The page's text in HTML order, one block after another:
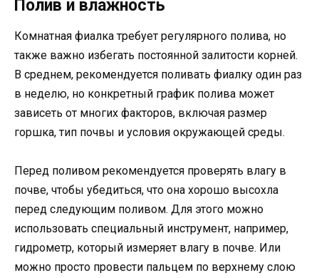
Полив и влажность
Комнатная фиалка требует регулярного полива, но
также важно избегать постоянной залитости корней.
В среднем, рекомендуется поливать фиалку один раз
в неделю, но конкретный график полива может
зависеть от многих факторов, включая размер
горшка, тип почвы и условия окружающей среды.
Перед поливом рекомендуется проверять влагу в
почве, чтобы убедиться, что она хорошо высохла
перед следующим поливом. Для этого можно
использовать специальный инструмент, например,
гидрометр, который измеряет влагу в почве. Или
можно просто провести пальцем по верхнему слою